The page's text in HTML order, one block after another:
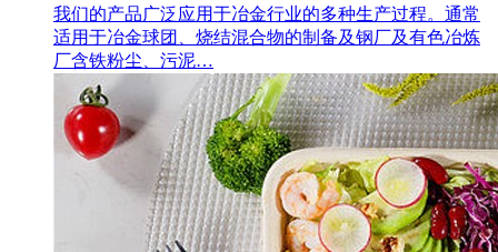
我们的产品广泛应用于冶金行业的多种生产过程。通常
适用于冶金球团、烧结混合物的制备及钢厂及有色冶炼
厂含铁粉尘、污泥…